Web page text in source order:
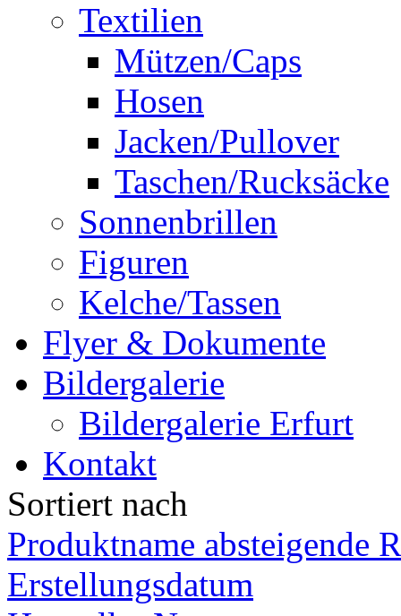
Textilien
Mützen/Caps
Hosen
Jacken/Pullover
Taschen/Rucksäcke
Sonnenbrillen
Figuren
Kelche/Tassen
Flyer & Dokumente
Bildergalerie
Bildergalerie Erfurt
Kontakt
Sortiert nach
Produktname absteigende
Erstellungsdatum